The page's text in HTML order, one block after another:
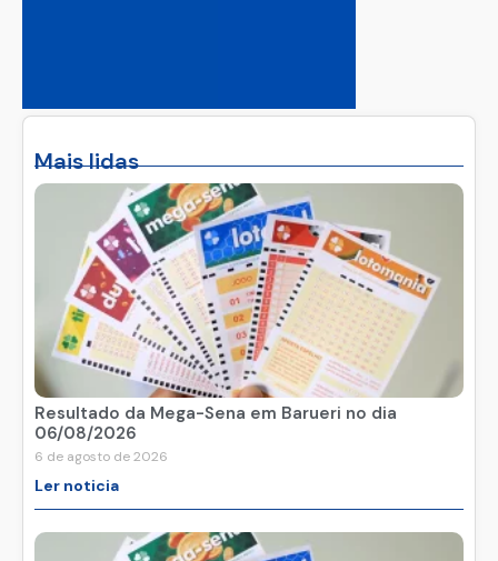
Mais lidas
Resultado da Mega-Sena em Barueri no dia
06/08/2026
6 de agosto de 2026
Ler noticia